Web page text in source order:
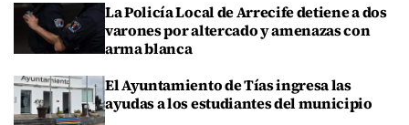
La Policía Local de Arrecife detiene a dos
varones por altercado y amenazas con
arma blanca
El Ayuntamiento de Tías ingresa las
ayudas a los estudiantes del municipio